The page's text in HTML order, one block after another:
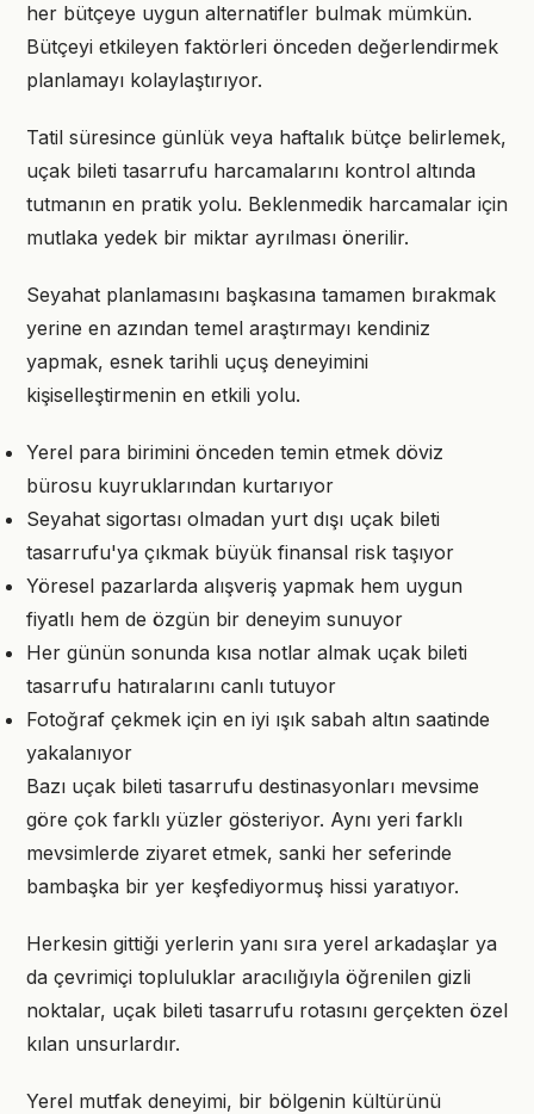
her bütçeye uygun alternatifler bulmak mümkün.
Bütçeyi etkileyen faktörleri önceden değerlendirmek
planlamayı kolaylaştırıyor.
Tatil süresince günlük veya haftalık bütçe belirlemek,
uçak bileti tasarrufu harcamalarını kontrol altında
tutmanın en pratik yolu. Beklenmedik harcamalar için
mutlaka yedek bir miktar ayrılması önerilir.
Seyahat planlamasını başkasına tamamen bırakmak
yerine en azından temel araştırmayı kendiniz
yapmak, esnek tarihli uçuş deneyimini
kişiselleştirmenin en etkili yolu.
Yerel para birimini önceden temin etmek döviz
bürosu kuyruklarından kurtarıyor
Seyahat sigortası olmadan yurt dışı uçak bileti
tasarrufu'ya çıkmak büyük finansal risk taşıyor
Yöresel pazarlarda alışveriş yapmak hem uygun
fiyatlı hem de özgün bir deneyim sunuyor
Her günün sonunda kısa notlar almak uçak bileti
tasarrufu hatıralarını canlı tutuyor
Fotoğraf çekmek için en iyi ışık sabah altın saatinde
yakalanıyor
Bazı uçak bileti tasarrufu destinasyonları mevsime
göre çok farklı yüzler gösteriyor. Aynı yeri farklı
mevsimlerde ziyaret etmek, sanki her seferinde
bambaşka bir yer keşfediyormuş hissi yaratıyor.
Herkesin gittiği yerlerin yanı sıra yerel arkadaşlar ya
da çevrimiçi topluluklar aracılığıyla öğrenilen gizli
noktalar, uçak bileti tasarrufu rotasını gerçekten özel
kılan unsurlardır.
Yerel mutfak deneyimi, bir bölgenin kültürünü